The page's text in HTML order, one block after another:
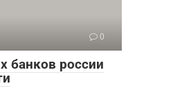
0
банков россии